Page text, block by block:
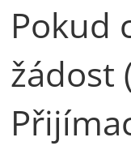
Pokud
žádost